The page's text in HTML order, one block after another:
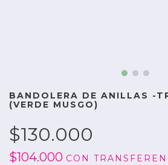
BANDOLERA DE ANILLAS -
(VERDE MUSGO)
$130.000
$104.000 CON